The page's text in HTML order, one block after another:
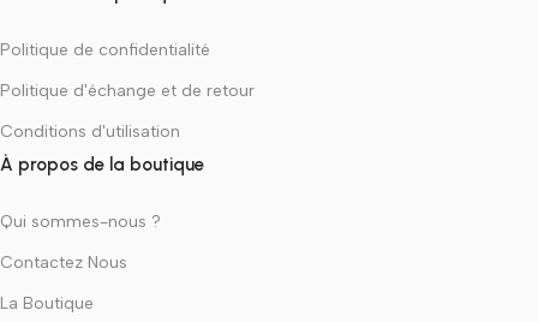
Politique de confidentialité
Politique d'échange et de retour
Conditions d'utilisation
À propos de la boutique
Qui sommes-nous ?
Contactez Nous
La Boutique